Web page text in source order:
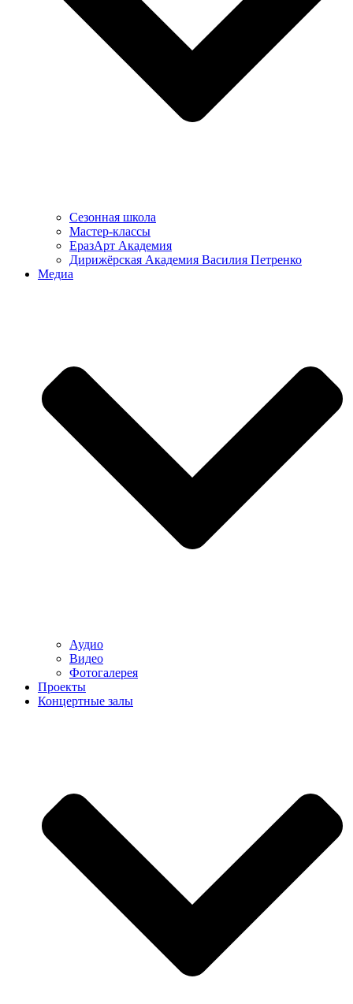
Сезонная школа
Мастер-классы
ЕразАрт Академия
Дирижёрская Академия Василия Петренко
Медиа
Аудио
Видео
Фотогалерея
Проекты
Концертные залы